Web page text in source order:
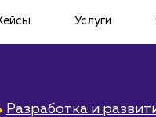
Услуги
Разработка и